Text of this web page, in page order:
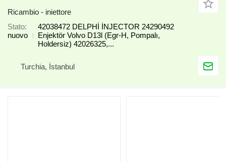
Ricambio - iniettore
Stato
nuovo
42038472 DELPHİ İNJECTOR 24290492
Enjektör Volvo D13l (Egr-H, Pompalı,
Holdersiz) 42026325,...
Turchia, İstanbul